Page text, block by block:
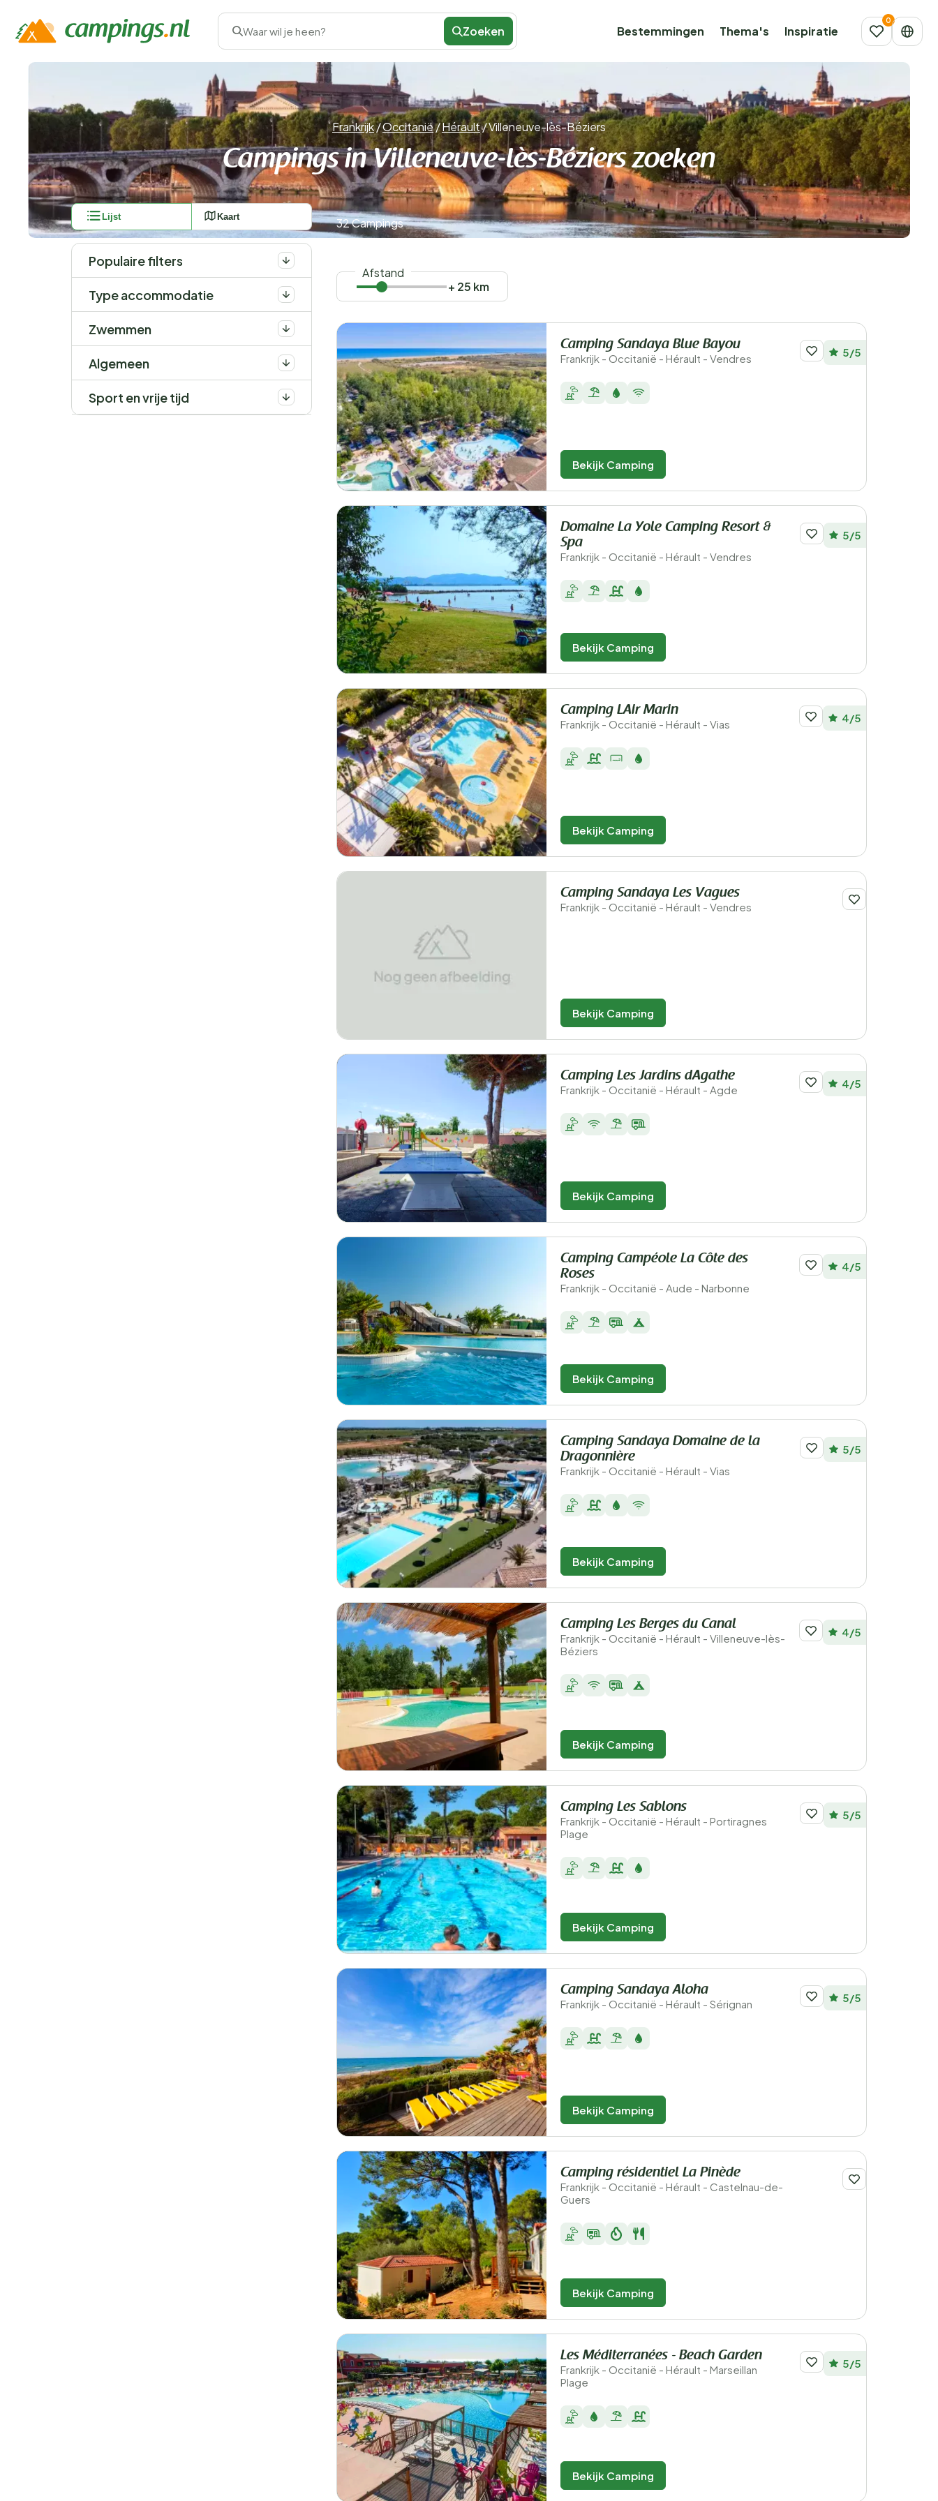
Waar wil je heen? Zoeken Bestemmingen Thema's Inspiratie
Frankrijk/Occitanië/Hérault/Villeneuve-lès-Béziers
Campings in Villeneuve-lès-Béziers zoeken
Lijst Kaart
Populaire filters
Type accommodatie
Zwemmen
Algemeen
Sport en vrije tijd
32 Campings
Afstand
+ 25 km
Camping Sandaya Blue Bayou
Frankrijk - Occitanië - Hérault - Vendres 5/5
Bekijk Camping
Domaine La Yole Camping Resort &
Spa
Frankrijk - Occitanië - Hérault - Vendres
5/5
Bekijk Camping
Camping LAir Marin
Frankrijk - Occitanië - Hérault - Vias 4/5
Bekijk Camping
Camping Sandaya Les Vagues
Frankrijk - Occitanië - Hérault - Vendres
Bekijk Camping
Camping Les Jardins dAgathe
Frankrijk - Occitanië - Hérault - Agde 4/5
Bekijk Camping
Camping Campéole La Côte des
Roses
Frankrijk - Occitanië - Aude - Narbonne
4/5
Bekijk Camping
Camping Sandaya Domaine de la
Dragonnière
Frankrijk - Occitanië - Hérault - Vias
5/5
Bekijk Camping
Camping Les Berges du Canal
Frankrijk - Occitanië - Hérault - Villeneuve-lès-
Béziers
4/5
Bekijk Camping
Camping Les Sablons
Frankrijk - Occitanië - Hérault - Portiragnes
Plage
5/5
Bekijk Camping
Camping Sandaya Aloha
Frankrijk - Occitanië - Hérault - Sérignan 5/5
Bekijk Camping
Camping résidentiel La Pinède
Frankrijk - Occitanië - Hérault - Castelnau-de-
Guers
Bekijk Camping
Les Méditerranées - Beach Garden
Frankrijk - Occitanië - Hérault - Marseillan
Plage
5/5
Bekijk Camping